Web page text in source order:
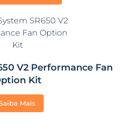
V2 Performance Fan
Kit
Mais